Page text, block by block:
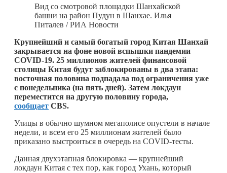
Вид со смотровой площадки Шанхайской
башни на район Пудун в Шанхае. Илья
Питалев / РИА Новости
Крупнейший и самый богатый город Китая Шанхай
закрывается на фоне новой вспышки пандемии
COVID-19. 25 миллионов жителей финансовой
столицы Китая будут заблокированы в два этапа:
восточная половина подпадала под ограничения уже
с понедельника (на пять дней). Затем локдаун
переместится на другую половину города,
сообщает CBS.
Улицы в обычно шумном мегаполисе опустели в начале
недели, и всем его 25 миллионам жителей было
приказано выстроиться в очередь на COVID-тесты.
Данная двухэтапная блокировка — крупнейший
локдаун Китая с тех пор, как город Ухань, который